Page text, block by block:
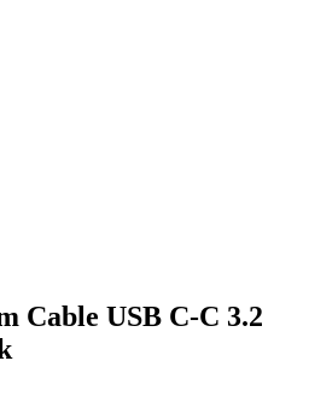
Cable USB C-C 3.2